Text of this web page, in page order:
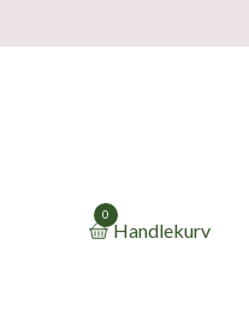
0
Handlekurv